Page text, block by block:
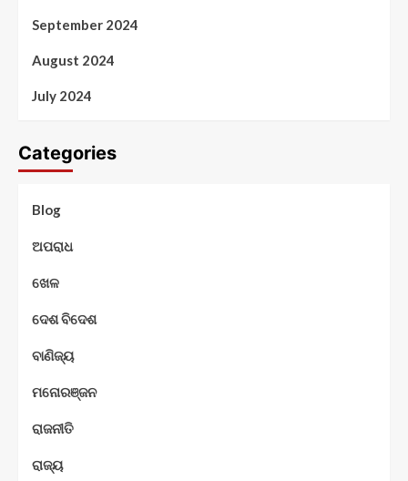
September 2024
August 2024
July 2024
Categories
Blog
ଅପରାଧ
ଖେଳ
ଦେଶ ବିଦେଶ
ବାଣିଜ୍ୟ
ମନୋରଞ୍ଜନ
ରାଜନୀତି
ରାଜ୍ୟ